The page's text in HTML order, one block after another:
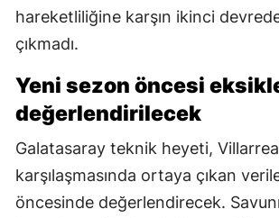
hareketliliğine karşın ikinci
çıkmadı.
Yeni sezon öncesi
değerlendirilecek
Galatasaray teknik heyeti,
karşılaşmasında ortaya çıkan
öncesinde değerlendirecek.